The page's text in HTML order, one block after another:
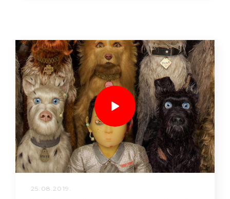
25.08.2019.